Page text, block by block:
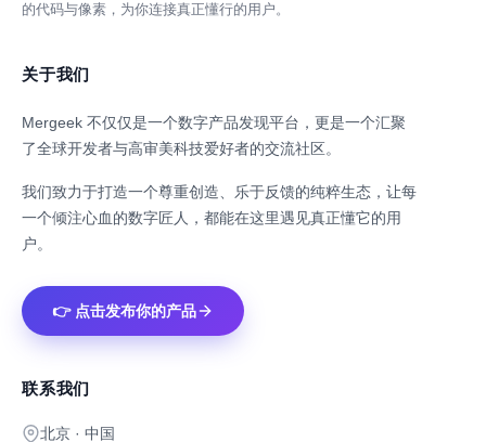
的代码与像素，为你连接真正懂行的用户。
关于我们
Mergeek 不仅仅是一个数字产品发现平台，更是一个汇聚
了全球开发者与高审美科技爱好者的交流社区。
我们致力于打造一个尊重创造、乐于反馈的纯粹生态，让每
一个倾注心血的数字匠人，都能在这里遇见真正懂它的用
户。
👉 点击发布你的产品
联系我们
北京 · 中国